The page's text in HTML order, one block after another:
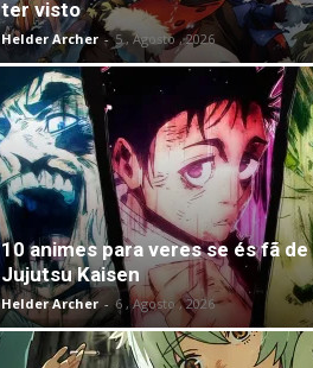
ter visto
Helder Archer - 5 , Agosto , 2026
10 animes para veres se és fã de
Jujutsu Kaisen
Helder Archer - 6 , Agosto , 2026